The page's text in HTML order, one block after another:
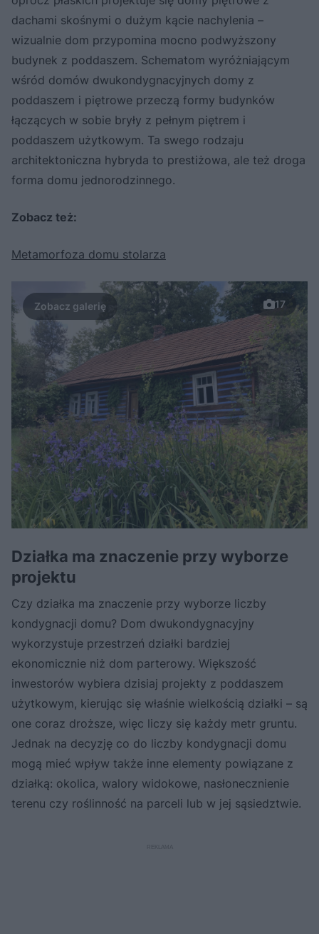
dachami skośnymi o dużym kącie nachylenia –
wizualnie dom przypomina mocno podwyższony
budynek z poddaszem. Schematom wyróżniającym
wśród domów dwukondygnacyjnych domy z
poddaszem i piętrowe przeczą formy budynków
łączących w sobie bryły z pełnym piętrem i
poddaszem użytkowym. Ta swego rodzaju
architektoniczna hybryda to prestiżowa, ale też droga
forma domu jednorodzinnego.
Zobacz też:
Metamorfoza domu stolarza
17
Działka ma znaczenie przy wyborze
projektu
Czy działka ma znaczenie przy wyborze liczby
kondygnacji domu? Dom dwukondygnacyjny
wykorzystuje przestrzeń działki bardziej
ekonomicznie niż dom parterowy. Większość
inwestorów wybiera dzisiaj projekty z poddaszem
użytkowym, kierując się właśnie wielkością działki – są
one coraz droższe, więc liczy się każdy metr gruntu.
Jednak na decyzję co do liczby kondygnacji domu
mogą mieć wpływ także inne elementy powiązane z
działką: okolica, walory widokowe, nasłonecznienie
terenu czy roślinność na parceli lub w jej sąsiedztwie.